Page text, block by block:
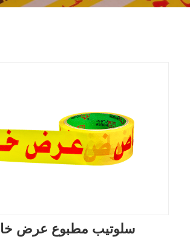
سلوتيب مطبوع عرض خاص 2